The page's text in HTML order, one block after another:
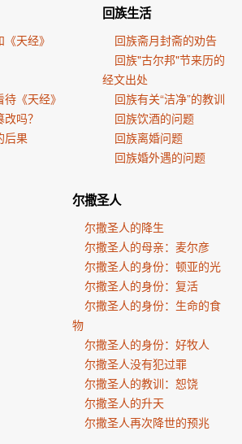
天经》
《天经》
吗？
后果
回族生活
回族斋月封斋的劝告
回族"古尔邦"节来历的
经文出处
回族有关“洁净”的教训
回族饮酒的问题
回族离婚问题
回族婚外遇的问题
尔撒圣人
尔撒圣人的降生
尔撒圣人的母亲：麦尔彦
尔撒圣人的身份：顿亚的光
尔撒圣人的身份：复活
尔撒圣人的身份：生命的食
物
尔撒圣人的身份：好牧人
尔撒圣人没有犯过罪
尔撒圣人的教训：恕饶
尔撒圣人的升天
尔撒圣人再次降世的预兆